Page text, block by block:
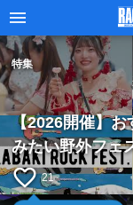
特集
【2026開催】
みたい野外フェ
favorite_border 21